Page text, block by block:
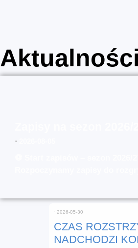
Aktualności
⋅
CZAS
NADCHODZI
⋅ 2026-05-30